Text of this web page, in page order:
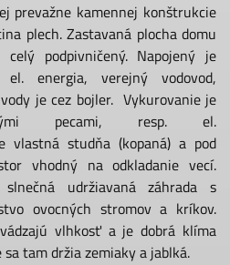
prevažne kamennej konštrukcie
plech. Zastavaná plocha domu
podpivničený. Napojený je
energia, verejný vodovod,
je cez bojler. Vykurovanie je
pecami, resp. el.
vlastná studňa (kopaná) a pod
vhodný na odkladanie vecí.
udržiavaná záhrada s
ovocných stromov a kríkov.
vlhkosť a je dobrá klíma
tam držia zemiaky a jablká.